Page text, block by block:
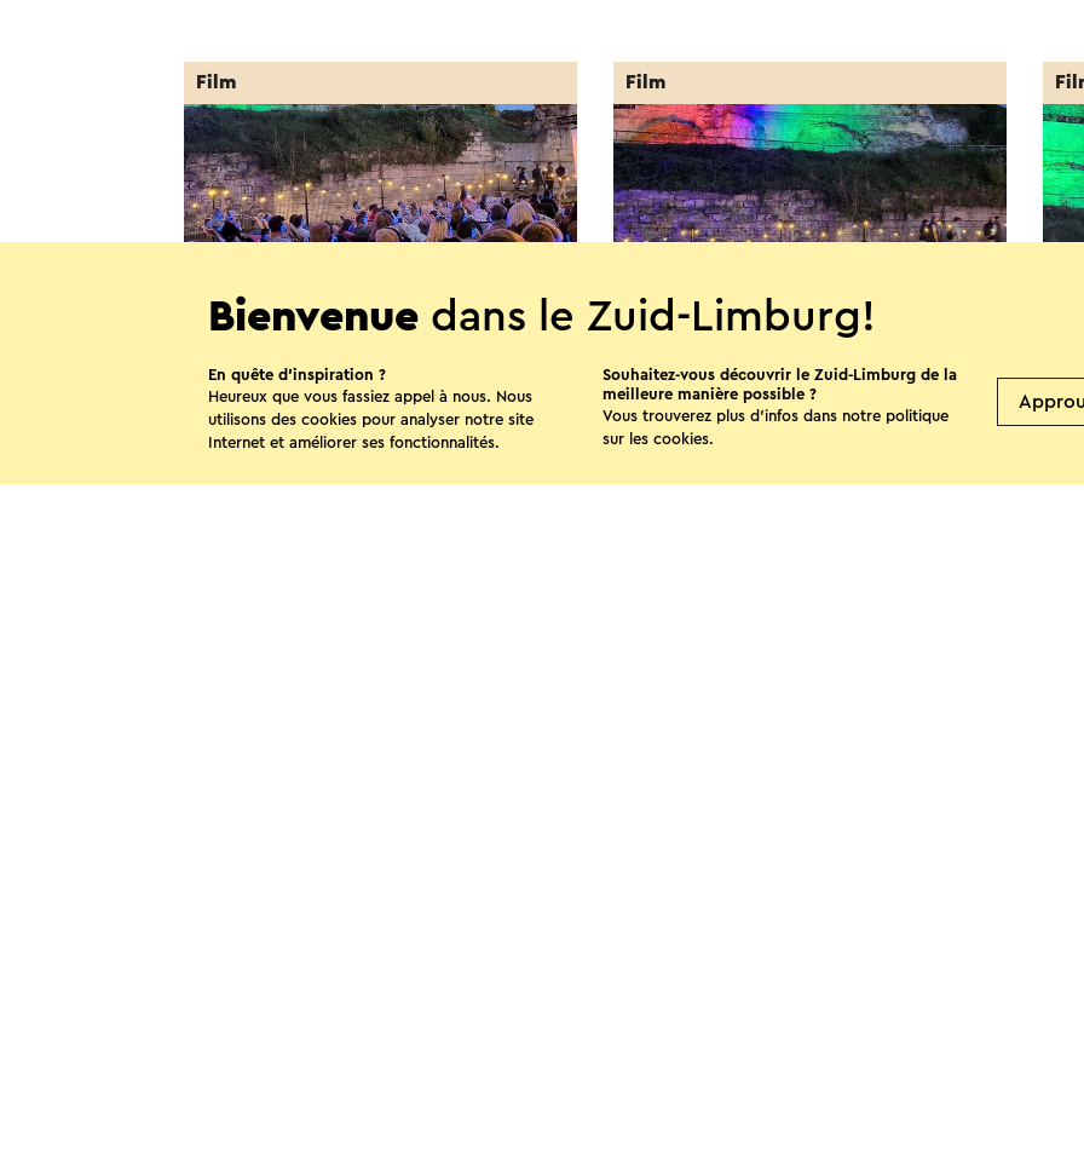
MergelMovies: La La Land
Film
21-8-2026
MergelMovies: First Knight
Film
21-8-2026
Bienvenue dans le Zuid-Limburg!
En quête d’inspiration ?
Heureux que vous fassiez appel à nous. Nous
utilisons des cookies pour analyser notre site
Internet et améliorer ses fonctionnalités.
Souhaitez-vous découvrir le Zuid-Limburg de la
meilleure manière possible ?
Vous trouverez plus d’infos dans notre politique
sur les cookies.